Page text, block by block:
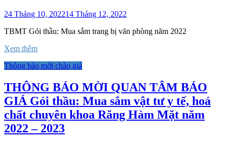
24 Tháng 10, 202214 Tháng 12, 2022
TBMT Gói thầu: Mua sắm trang bị văn phòng năm 2022
Xem thêm
Thông báo mời chào giá
THÔNG BÁO MỜI QUAN TÂM BÁO
GIÁ Gói thầu: Mua sắm vật tư y tế, hoá
chất chuyên khoa Răng Hàm Mặt năm
2022 – 2023